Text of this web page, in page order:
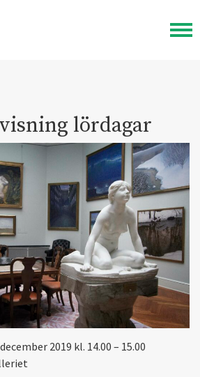
Visa
meny
lördagar
2019 kl. 14.00 – 15.00